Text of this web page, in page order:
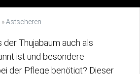
»Astscheren
Thujabaum auch als
ist und besondere
der Pflege benötigt? Dieser